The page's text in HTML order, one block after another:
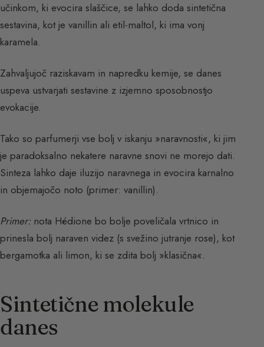
učinkom, ki evocira slaščice, se lahko doda sintetična
sestavina, kot je vanillin ali etil-maltol, ki ima vonj
karamela.
Zahvaljujoč raziskavam in napredku kemije, se danes
uspeva ustvarjati sestavine z izjemno sposobnostjo
evokacije.
Tako so parfumerji vse bolj v iskanju »naravnosti«, ki jim
je paradoksalno nekatere naravne snovi ne morejo dati.
Sinteza lahko daje iluzijo naravnega in evocira karnalno
in objemajočo noto (primer: vanillin).
Primer: nota Hédione bo bolje poveličala vrtnico in
prinesla bolj naraven videz (s svežino jutranje rose), kot
bergamotka ali limon, ki se zdita bolj »klasična«.
Sintetične molekule
danes